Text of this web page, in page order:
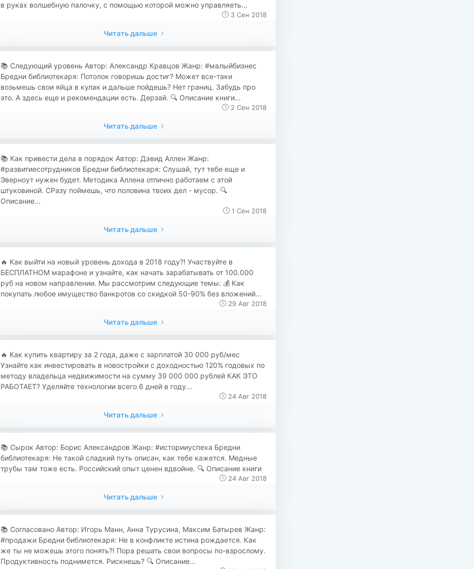
в руках волшебную палочку, с помощью которой можно управляеть...
3 Сен 2018
Читать дальше
📚 Следующий уровень Автор: Александр Кравцов Жанр: #малыйбизнес
Бредни библиотекаря: Потолок говоришь достиг? Может все-таки
возьмешь свои яйца в кулак и дальше пойдешь? Нет границ. Забудь про
это. А здесь еще и рекомендации есть. Дерзай. 🔍 Описание книги...
2 Сен 2018
Читать дальше
📚 Как привести дела в порядок Автор: Дэвид Аллен Жанр:
#развитиесотрудников Бредни библиотекаря: Слушай, тут тебе еще и
Эверноут нужен будет. Методика Аллена отлично работаем с этой
штуковиной. СРазу поймешь, что половина твоих дел - мусор. 🔍
Описание...
1 Сен 2018
Читать дальше
​​🔥 Как выйти на новый уровень дохода в 2018 году?! Участвуйте в
БЕСПЛАТНОМ марафоне и узнайте, как начать зарабатывать от 100.000
руб на новом направлении. Мы рассмотрим следующие темы: 💰 Как
покупать любое имущество банкротов со скидкой 50-90% без вложений...
29 Авг 2018
Читать дальше
​​🔥 Как купить квартиру за 2 года, даже с зарплатой 30 000 руб/мес
Узнайте как инвестировать в новостройки с доходностью 120% годовых по
методу владельца недвижимости на сумму 39 000 000 рублей КАК ЭТО
РАБОТАЕТ? Уделяйте технологии всего 6 дней в году...
24 Авг 2018
Читать дальше
📚 Сырок Автор: Борис Александров Жанр: #историиуспеха Бредни
библиотекаря: Не такой сладкий путь описан, как тебе кажется. Медные
трубы там тоже есть. Российский опыт ценен вдвойне. 🔍 Описание книги
24 Авг 2018
Читать дальше
📚 Согласовано Автор: Игорь Манн, Анна Турусина, Максим Батырев Жанр:
#продажи Бредни библиотекаря: Не в конфликте истина рождается. Как
же ты не можешь этого понять?! Пора решать свои вопросы по-взрослому.
Продуктивность поднимется. Рискнешь? 🔍 Описание...